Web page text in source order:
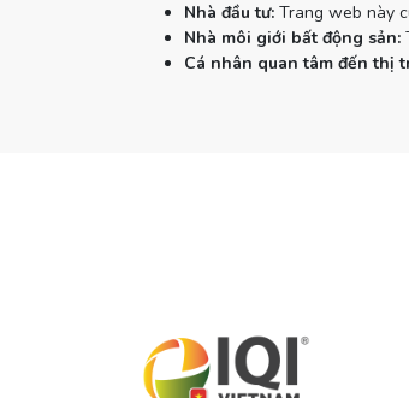
Nhà đầu tư:Trang web này
Nhà môi giới bất động sản:
Cá nhân quan tâm đến thị